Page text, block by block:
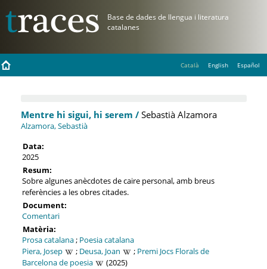
Català English Español
Mentre hi sigui, hi serem /Sebastià Alzamora
Alzamora, Sebastià
Data:
2025
Resum:
Sobre algunes anècdotes de caire personal, amb breus
referències a les obres citades.
Document:
Comentari
Matèria:
Prosa catalana; Poesia catalana
Piera, Josep
; Deusa, Joan ; Premi Jocs Florals de
Barcelona de poesia
(2025)